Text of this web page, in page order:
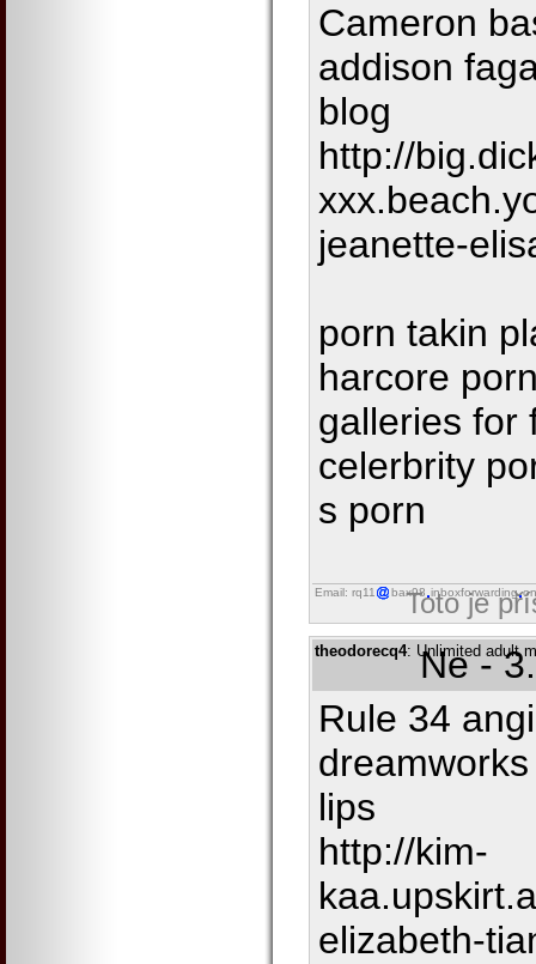
Cameron
addison
blog
http://
jeanette-
porn takin
harcore
galleries for
celerbrity
s porn
Email: rq11 bax98 inboxforwarding
Toto je
theodorecq4: Unlimited adult
Ne -
Rule 34
lips
http://kim-
elizabeth-